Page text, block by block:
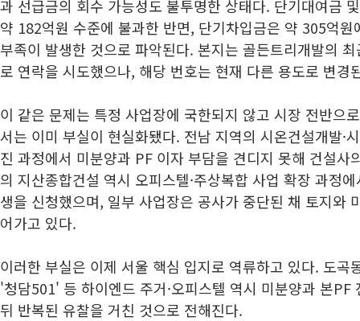
과 선급금의 회수 가능성도 불투명한 상태다. 단기대여금
약 182억원 수준에 불과한 반면, 단기차입금은 약 305억
부족이 발생한 것으로 파악된다. 본지는 골든트리개발의
로 연락을 시도했으나, 해당 번호는 현재 다른 용도로 변경
이 같은 문제는 특정 사업장에 국한되지 않고 시장 전반으
서는 이미 부실이 현실화됐다. 전남 지역의 시온건설개발·
진 과정에서 미분양과 PF 이자 부담을 견디지 못해 건설사
의 지산종합건설 역시 오피스텔·주상복합 사업 확장 과정
생을 신청했으며, 일부 사업장은 공사가 중단된 채 토지와
어가고 있다.
이러한 부실은 이제 서울 핵심 입지로 역류하고 있다. 도
'청담501' 등 하이엔드 주거·오피스텔 역시 미분양과 본PF
뒤 반복된 유찰을 거친 것으로 전해진다.